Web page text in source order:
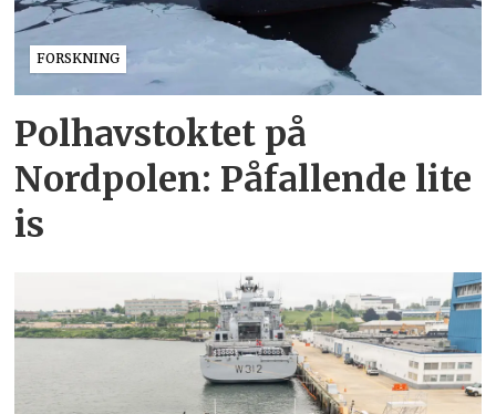
FORSKNING
Polhavstoktet på
Nordpolen: Påfallende lite
is